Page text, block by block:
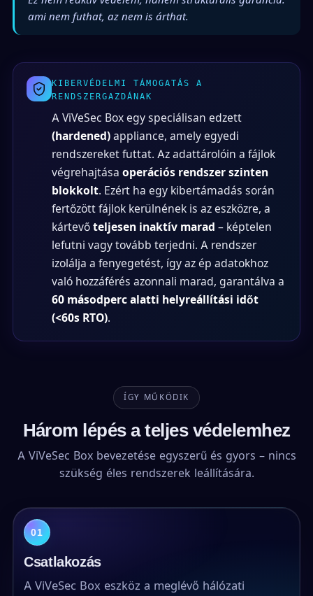
ami nem futhat, az nem is árthat.
KIBERVÉDELMI TÁMOGATÁS A
RENDSZERGAZDÁNAK
A ViVeSec Box egy speciálisan edzett
(hardened) appliance, amely egyedi
rendszereket futtat. Az adattárolóin a fájlok
végrehajtásaoperációs rendszer szinten
blokkolt. Ezért ha egy kibertámadás során
fertőzött fájlok kerülnének is az eszközre, a
kártevőteljesen inaktív marad – képtelen
lefutni vagy tovább terjedni. A rendszer
izolálja a fenyegetést, így az ép adatokhoz
való hozzáférés azonnali marad, garantálva a
60 másodperc alatti helyreállítási időt
(<60s RTO).
ÍGY MŰKÖDIK
Három lépés a teljes védelemhez
A ViVeSec Box bevezetése egyszerű és gyors – nincs
szükség éles rendszerek leállítására.
01
Csatlakozás
A ViVeSec Box eszköz a meglévő hálózati